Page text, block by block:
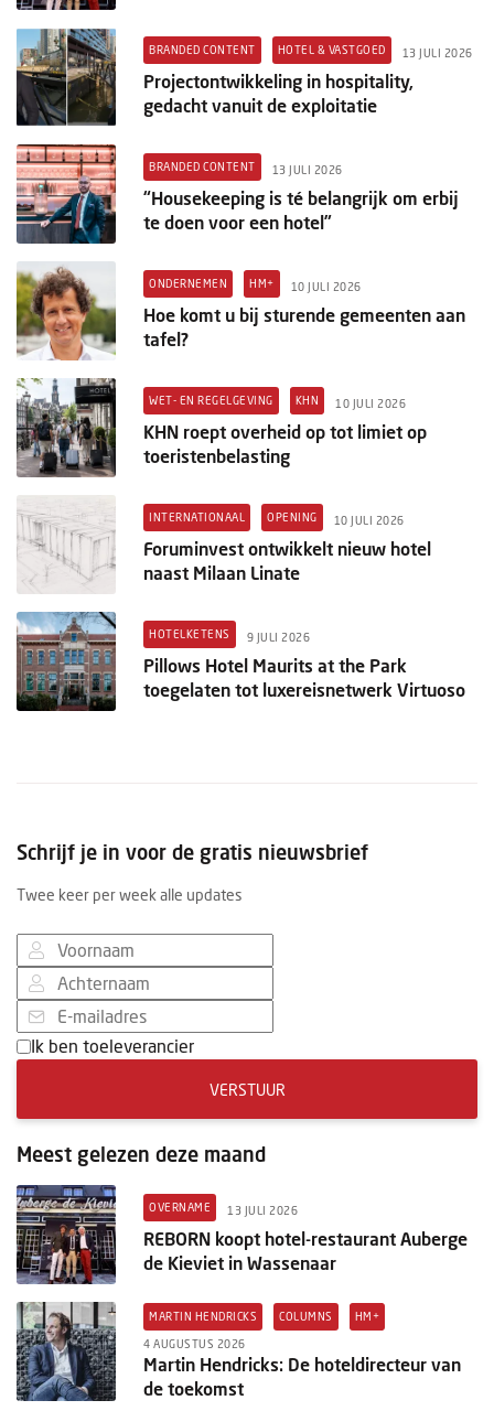
BRANDED CONTENT HOTEL & VASTGOED 13 JULI 2026
Projectontwikkeling in hospitality,
gedacht vanuit de exploitatie
BRANDED CONTENT 13 JULI 2026
“Housekeeping is té belangrijk om erbij
te doen voor een hotel”
ONDERNEMEN HM+ 10 JULI 2026
Hoe komt u bij sturende gemeenten aan
tafel?
WET- EN REGELGEVING KHN 10 JULI 2026
KHN roept overheid op tot limiet op
toeristenbelasting
INTERNATIONAAL OPENING 10 JULI 2026
Foruminvest ontwikkelt nieuw hotel
naast Milaan Linate
HOTELKETENS 9 JULI 2026
Pillows Hotel Maurits at the Park
toegelaten tot luxereisnetwerk Virtuoso
Schrijf je in voor de gratis nieuwsbrief
Twee keer per week alle updates
Ik ben toeleverancier
VERSTUUR
Meest gelezen deze maand
OVERNAME 13 JULI 2026
REBORN koopt hotel-restaurant Auberge
de Kieviet in Wassenaar
MARTIN HENDRICKS COLUMNS HM+
4 AUGUSTUS 2026
Martin Hendricks: De hoteldirecteur van
de toekomst